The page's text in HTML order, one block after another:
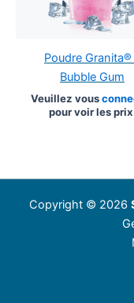
Poudre Granita®
Bubble Gum
Veuillez vous
pour voir les
Copyright © 2026